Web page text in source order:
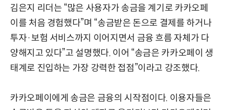
김은지 리더는 “많은 사용자가 송금을 계기로 카카오페
이를 처음 경험했다”며 “송금받은 돈으로 결제를 하거나
투자·보험 서비스까지 이어지면서 금융 흐름 자체가 다
양해지고 있다”고 설명했다. 이어 “송금은 카카오페이 생
태계로 진입하는 가장 강력한 접점”이라고 강조했다.
카카오페이에게 송금은 금융의 시작점이다. 이용자들은